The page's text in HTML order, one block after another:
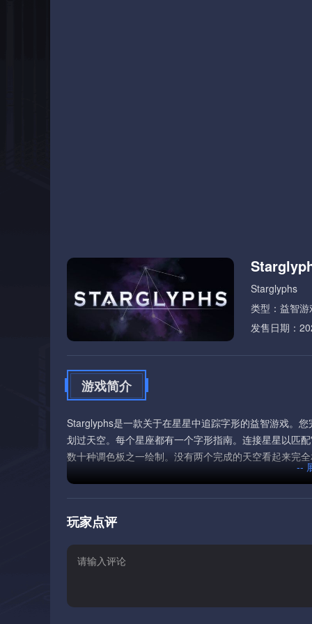
Starglyphs
类型：益智游
发售日期：
游戏简介
Starglyphs是一款关于在星星中追踪字形的益智游戏。
划过天空。每个星座都有一个字形指南。连接星星以匹
数十种调色板之一绘制。没有两个完成的天空看起来完
--
玩家点评